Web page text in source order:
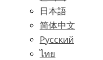
日本語
简体中文
Русский
ไทย